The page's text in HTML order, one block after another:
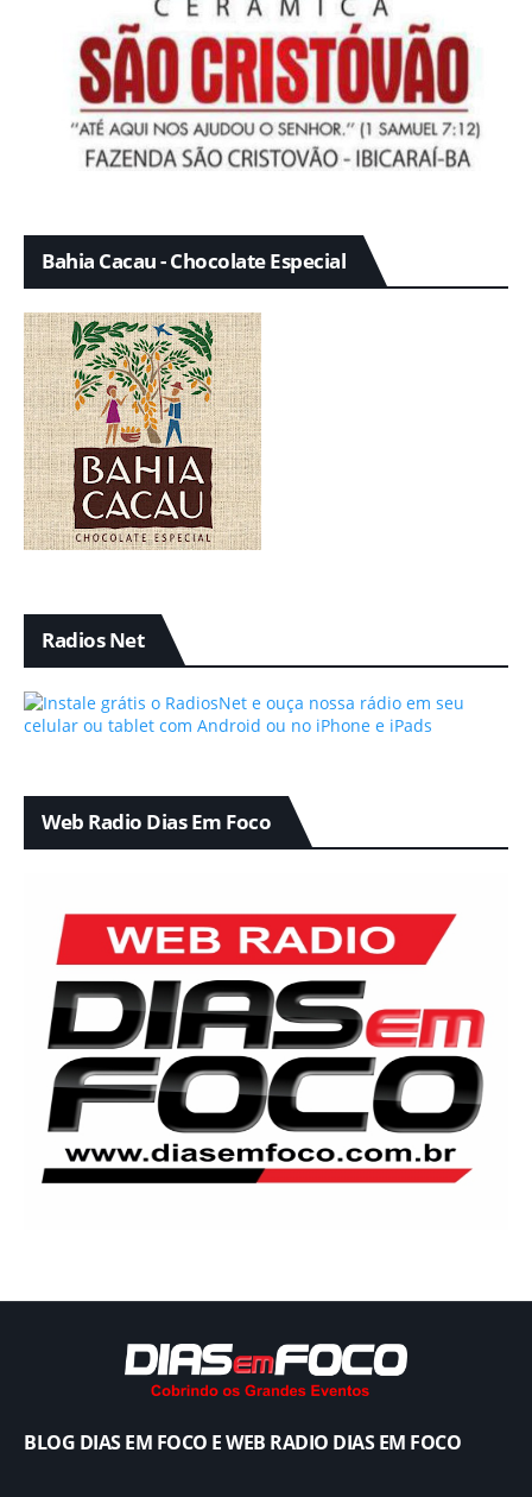
Bahia Cacau - Chocolate Especial
Radios Net
Web Radio Dias Em Foco
BLOG DIAS EM FOCO E WEB RADIO DIAS EM FOCO